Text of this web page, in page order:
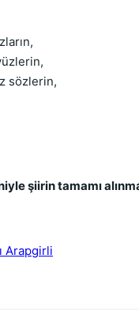
sözlerin,
şiirin tamamı
Arapgirli